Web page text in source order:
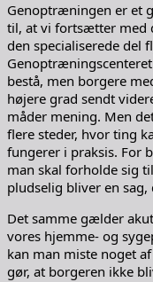
Genoptræningen er et
til, at vi fortsætter med
den specialiserede del
bestå, men borgere
højere grad sendt
måder mening. Men
flere steder, hvor ting
fungerer i praksis. For
man skal forholde sig
pludselig bliver en sag,
Det samme gælder
vores hjemme- og
kan man miste noget
gør, at borgeren ikke